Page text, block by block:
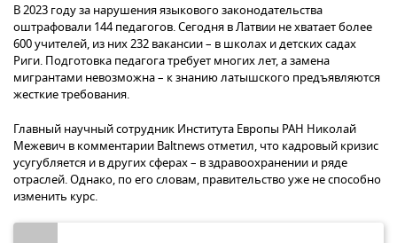
В 2023 году за нарушения языкового законодательства
оштрафовали 144 педагогов. Сегодня в Латвии не хватает более
600 учителей, из них 232 вакансии – в школах и детских садах
Риги. Подготовка педагога требует многих лет, а замена
мигрантами невозможна – к знанию латышского предъявляются
жесткие требования.
Главный научный сотрудник Института Европы РАН Николай
Межевич в комментарии Baltnews отметил, что кадровый кризис
усугубляется и в других сферах – в здравоохранении и ряде
отраслей. Однако, по его словам, правительство уже не способно
изменить курс.